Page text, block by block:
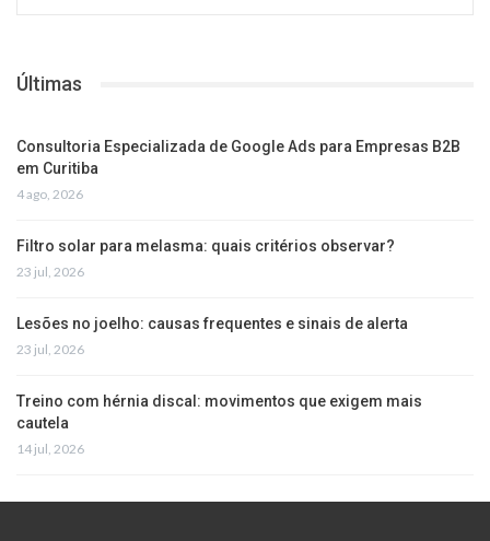
Últimas
Consultoria Especializada de Google Ads para Empresas B2B
em Curitiba
4 ago, 2026
Filtro solar para melasma: quais critérios observar?
23 jul, 2026
Lesões no joelho: causas frequentes e sinais de alerta
23 jul, 2026
Treino com hérnia discal: movimentos que exigem mais
cautela
14 jul, 2026